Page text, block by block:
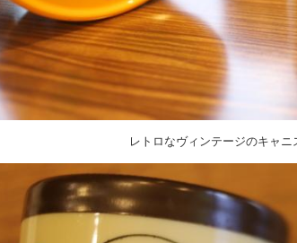
レトロなヴィンテージのキャニ